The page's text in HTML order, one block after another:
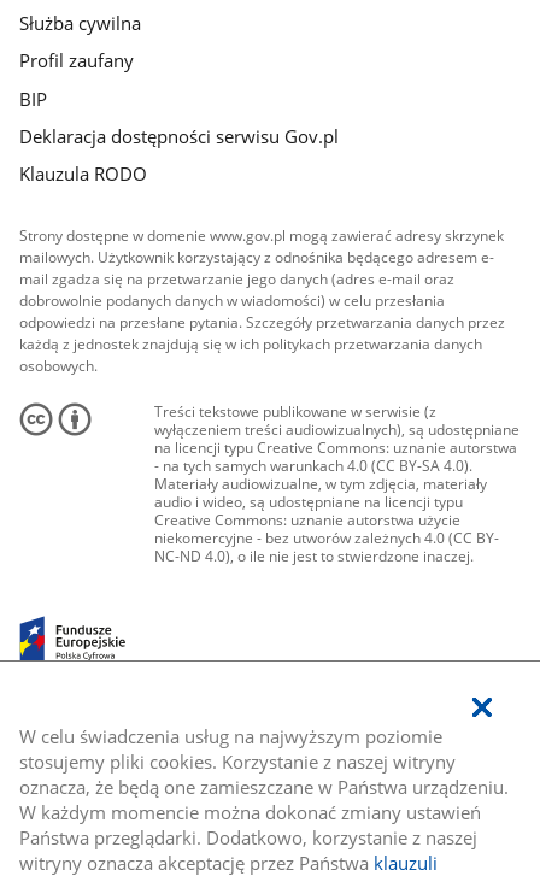
W celu świadczenia usług na najwyższym poziomie
stosujemy pliki cookies. Korzystanie z naszej witryny
oznacza, że będą one zamieszczane w Państwa urządzeniu.
W każdym momencie można dokonać zmiany ustawień
Państwa przeglądarki. Dodatkowo, korzystanie z naszej
witryny oznacza akceptację przez Państwa klauzuli
Służba cywilna
Profil zaufany
BIP
Deklaracja dostępności serwisu Gov.pl
Klauzula RODO
Strony dostępne w domenie www.gov.pl mogą zawierać adresy skrzynek
mailowych. Użytkownik korzystający z odnośnika będącego adresem e-
mail zgadza się na przetwarzanie jego danych (adres e-mail oraz
dobrowolnie podanych danych w wiadomości) w celu przesłania
odpowiedzi na przesłane pytania. Szczegóły przetwarzania danych przez
każdą z jednostek znajdują się w ich politykach przetwarzania danych
osobowych.
Treści tekstowe publikowane w serwisie (z
wyłączeniem treści audiowizualnych), są udostępniane
na licencji typu Creative Commons: uznanie autorstwa
- na tych samych warunkach 4.0 (CC BY-SA 4.0).
Materiały audiowizualne, w tym zdjęcia, materiały
audio i wideo, są udostępniane na licencji typu
Creative Commons: uznanie autorstwa użycie
niekomercyjne - bez utworów zależnych 4.0 (CC BY-
NC-ND 4.0), o ile nie jest to stwierdzone inaczej.